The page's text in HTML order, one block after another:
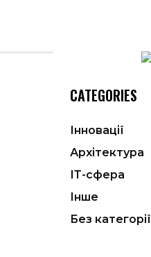
CATEGORIES
Інновації
Архітектура
ІТ-сфера
Інше
Без категорії